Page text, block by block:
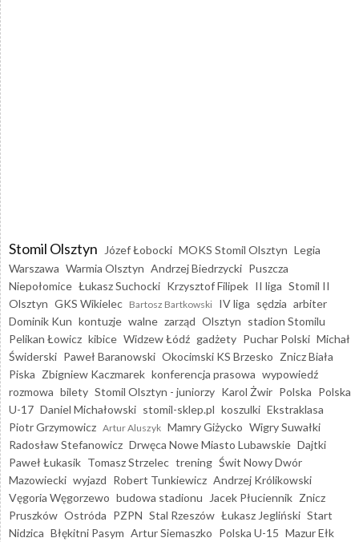
Stomil Olsztyn Józef Łobocki MOKS Stomil Olsztyn Legia
Warszawa Warmia Olsztyn Andrzej Biedrzycki Puszcza
Niepołomice Łukasz Suchocki Krzysztof Filipek II liga Stomil II
Olsztyn GKS Wikielec Bartosz Bartkowski IV liga sędzia arbiter
Dominik Kun kontuzje walne zarząd Olsztyn stadion Stomilu
Pelikan Łowicz kibice Widzew Łódź gadżety Puchar Polski Michał
Świderski Paweł Baranowski Okocimski KS Brzesko Znicz Biała
Piska Zbigniew Kaczmarek konferencja prasowa wypowiedź
rozmowa bilety Stomil Olsztyn - juniorzy Karol Żwir Polska Polska
U-17 Daniel Michałowski stomil-sklep.pl koszulki Ekstraklasa
Piotr Grzymowicz Artur Aluszyk Mamry Giżycko Wigry Suwałki
Radosław Stefanowicz Drwęca Nowe Miasto Lubawskie Dajtki
Paweł Łukasik Tomasz Strzelec trening Świt Nowy Dwór
Mazowiecki wyjazd Robert Tunkiewicz Andrzej Królikowski
Vęgoria Węgorzewo budowa stadionu Jacek Płuciennik Znicz
Pruszków Ostróda PZPN Stal Rzeszów Łukasz Jegliński Start
Nidzica Błękitni Pasym Artur Siemaszko Polska U-15 Mazur Ełk